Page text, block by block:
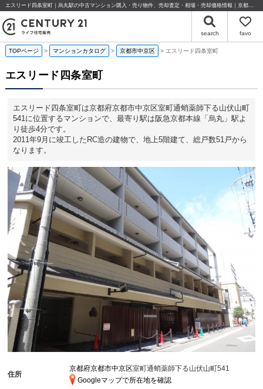
エスリード四条室町｜烏丸駅の中古マンション購入・売り物件、売却査定・相場・売却価格情報｜京都府京都市中京区室町通蛸薬師下る山伏山町541のマンション情報｜センチュリー21ライフ住宅販売
search favo
TOPページ マンションカタログ 京都市中京区 エスリード四条室町
エスリード四条室町
エスリード四条室町は京都府京都市中京区室町通蛸薬師下る山伏山町
541に位置するマンションで、最寄り駅は阪急京都本線「烏丸」駅よ
り徒歩4分です。
2011年9月に竣工したRC造の建物で、地上5階建て、総戸数51戸から
なります。
住所
京都府京都市中京区室町通蛸薬師下る山伏山町541
Googleマップで所在地を確認